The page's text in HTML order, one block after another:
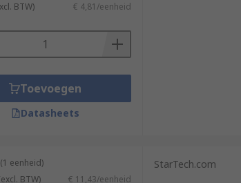
and operating systems are compatible.
BTW) € 4,81/eenheid
Toevoegen
Datasheets
eenheid)
BTW) € 11,43/eenheid
StarTech.com